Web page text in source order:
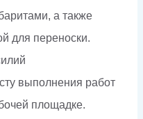
а также
для переноски.
выполнения работ
площадке.